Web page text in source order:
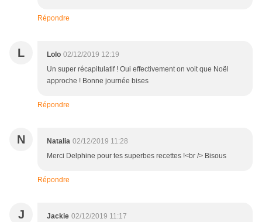
Répondre
L Lolo 02/12/2019 12:19
Un super récapitulatif ! Oui effectivement on voit que Noël
approche ! Bonne journée bises
Répondre
N Natalia 02/12/2019 11:28
Merci Delphine pour tes superbes recettes !<br /> Bisous
Répondre
J Jackie 02/12/2019 11:17